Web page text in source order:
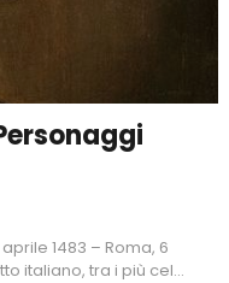
1483 – Roma, 6
italiano, tra i più cel...